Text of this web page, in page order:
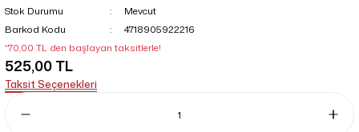
Stok Durumu
Mevcut
Barkod Kodu
4718905922216
*70,00 TL den başlayan taksitlerle!
525,00 TL
Taksit Seçenekleri